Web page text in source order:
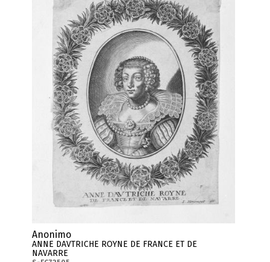
Anonimo
ANNE DAVTRICHE ROYNE DE FRANCE ET DE
NAVARRE